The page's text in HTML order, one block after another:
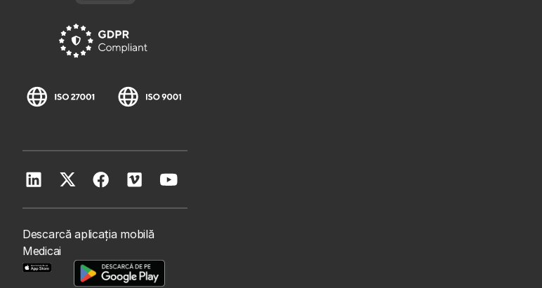
Descarcă aplicația mobilă
Medicai